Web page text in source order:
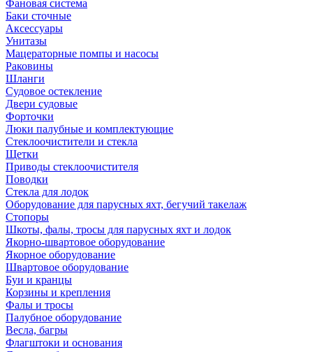
Фановая система
Баки сточные
Аксессуары
Унитазы
Мацераторные помпы и насосы
Раковины
Шланги
Судовое остекление
Двери судовые
Форточки
Люки палубные и комплектующие
Стеклоочистители и стекла
Щетки
Приводы стеклоочистителя
Поводки
Стекла для лодок
Оборудование для парусных яхт, бегучий такелаж
Стопоры
Шкоты, фалы, тросы для парусных яхт и лодок
Якорно-швартовое оборудование
Якорное оборудование
Швартовое оборудование
Буи и кранцы
Корзины и крепления
Фалы и тросы
Палубное оборудование
Весла, багры
Флагштоки и основания